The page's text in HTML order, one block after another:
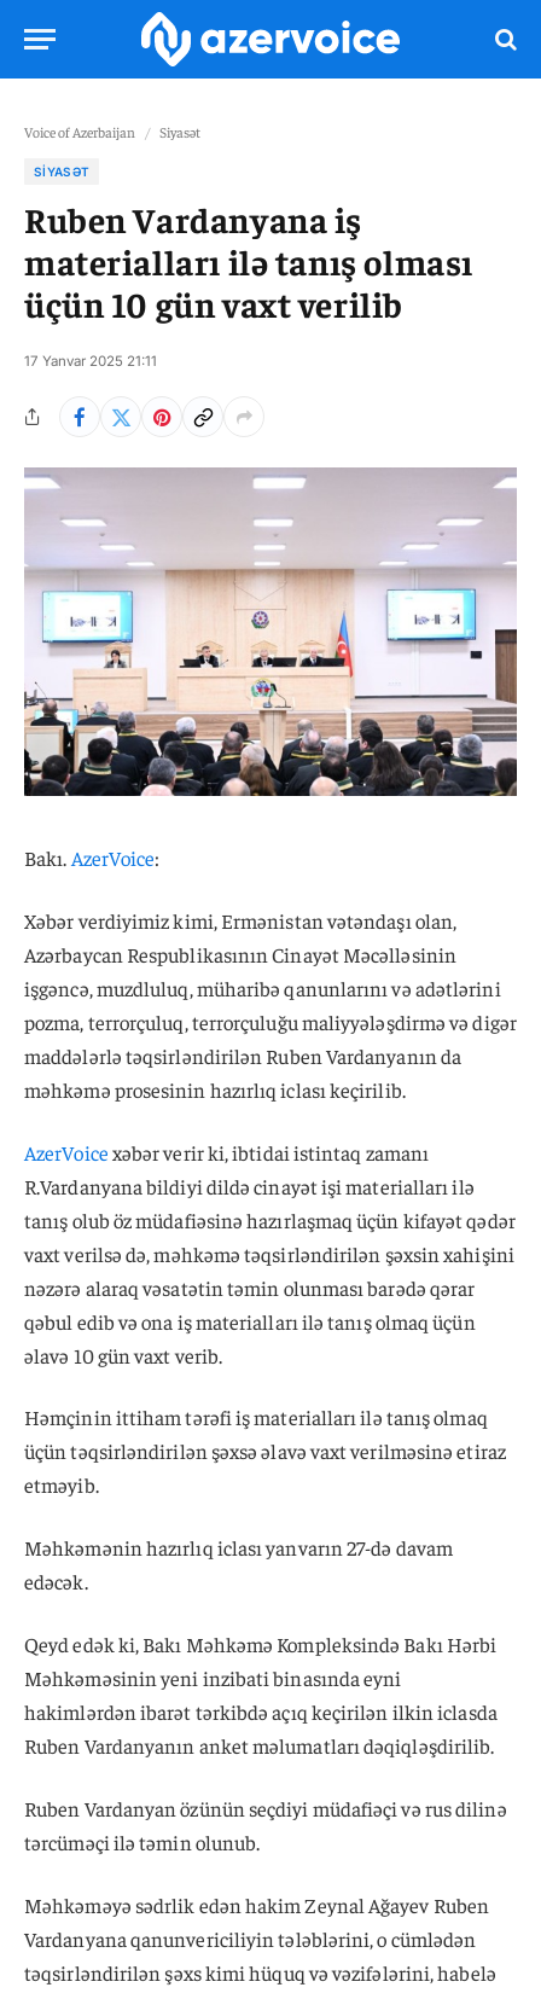
Voice of Azerbaijan / Siyasət
SIYASƏT
Ruben Vardanyana iş
materialları ilə tanış olması
üçün 10 gün vaxt verilib
17 Yanvar 2025 21:11
Bakı. AzerVoice:
Xəbər verdiyimiz kimi, Ermənistan vətəndaşı olan,
Azərbaycan Respublikasının Cinayət Məcəlləsinin
işgəncə, muzdluluq, müharibə qanunlarını və adətlərini
pozma, terrorçuluq, terrorçuluğu maliyyələşdirmə və digər
maddələrlə təqsirləndirilən Ruben Vardanyanın da
məhkəmə prosesinin hazırlıq iclası keçirilib.
AzerVoicexəbər verir ki, ibtidai istintaq zamanı
R.Vardanyana bildiyi dildə cinayət işi materialları ilə
tanış olub öz müdafiəsinə hazırlaşmaq üçün kifayət qədər
vaxt verilsə də, məhkəmə təqsirləndirilən şəxsin xahişini
nəzərə alaraq vəsatətin təmin olunması barədə qərar
qəbul edib və ona iş materialları ilə tanış olmaq üçün
əlavə 10 gün vaxt verib.
Həmçinin ittiham tərəfi iş materialları ilə tanış olmaq
üçün təqsirləndirilən şəxsə əlavə vaxt verilməsinə etiraz
etməyib.
Məhkəmənin hazırlıq iclası yanvarın 27-də davam
edəcək.
Qeyd edək ki, Bakı Məhkəmə Kompleksində Bakı Hərbi
Məhkəməsinin yeni inzibati binasında eyni
hakimlərdən ibarət tərkibdə açıq keçirilən ilkin iclasda
Ruben Vardanyanın anket məlumatları dəqiqləşdirilib.
Ruben Vardanyan özünün seçdiyi müdafiəçi və rus dilinə
tərcüməçi ilə təmin olunub.
Məhkəməyə sədrlik edən hakim Zeynal Ağayev Ruben
Vardanyana qanunvericiliyin tələblərini, o cümlədən
təqsirləndirilən şəxs kimi hüquq və vəzifələrini, habelə